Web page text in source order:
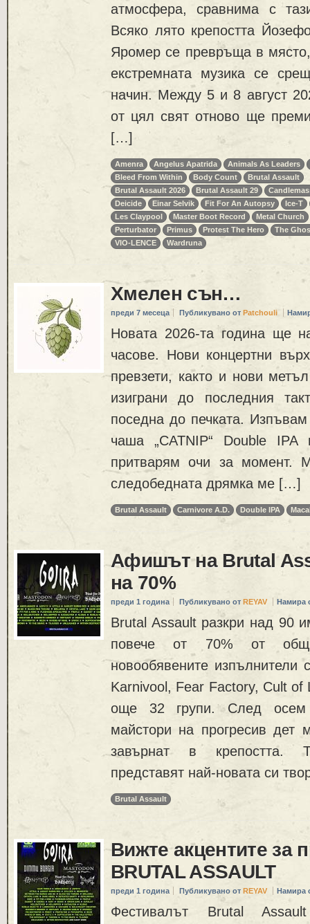
атмосфера, сравнима с
Всяко лято крепостта
Яромер се превръща в
екстремната музика се
начин. Между 5 и 8 август
от цял свят отново ще
[…]
Amenra Angelus Apatrida
Animals As Leaders
Bleed From Within
Body Count
Brutal Assault
Brutal Assault 2026
Brutal Assault 29
Deicide
Einar Selvik Fit For An Autopsy
Ice-T
Les Claypool
Master Boot Record
Metal Church
Perturbator
Primus Protest The Hero
The
VIO-LENCE
Wardruna
Хмелен сън…
преди 7 месеца Публикувано от Patchouli
Новата 2026-та година ще
часове. Нови концертни
превзети, както и нови
изиграни до последния
поседна до печката.
чаша „CATNIP“ Double
притварям очи за момент.
следобедната дрямка ме […]
Brutal Assault Carnivore A.D. Double IPA
Афишът на Brutal
на 70%
преди 1 година Публикувано от REYAV Намира
Brutal Assault разкри над 90
повече от 70% от
новообявените изпълнители
Karnivool, Fear Factory, Cult of
още 32 групи. След осем
майстори на прогресив
завърнат в крепостта.
представят най-новата си
Brutal Assault
Вижте акцентите за
BRUTAL ASSAULT
преди 1 година Публикувано от REYAV Намира
Фестивалът Brutal